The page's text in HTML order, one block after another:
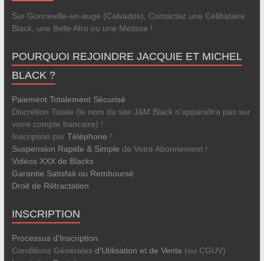
Sur Gonneville-en-auge (Calvados), Contactez une Célibataire
Black, une Belle Afro ou une Métisse !
POURQUOI REJOINDRE JACQUIE ET MICHEL
BLACK ?
Paiement Totalement Sécurisé
Discrétion Totale (le nom du site J&M Black n’apparaîtra pas sur
votre compte bancaire) !
Inscription par Téléphone !
Suspension Rapide & Simple de Votre Abonnement !
Vidéos XXX de Blacks
Garantie Satisfait ou Remboursé
Droit de Rétractation
INSCRIPTION
Processus d'Inscription
Conditions Générales d'Utilisation et de Vente (ou CGUV)